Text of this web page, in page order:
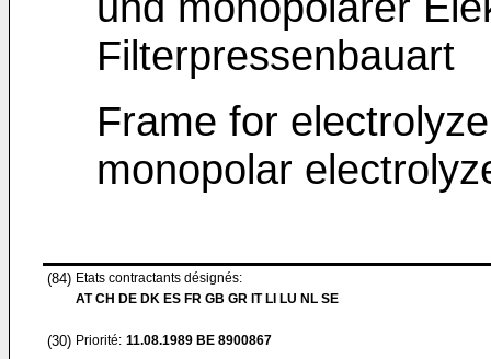
Filterpressenbauart
Frame for
monopolar
(84) Etats contractants désignés:
AT CH DE DK ES FR GB GR IT LI LU NL SE
(30) Priorité: 11.08.1989 BE 8900867